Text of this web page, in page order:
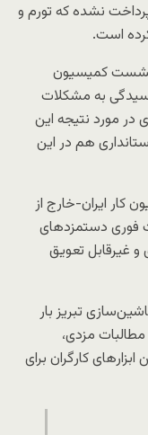
نشده که تورم و
است.
نشست کمیسیون
رسیدگی به مشکلات
در مورد نتیجه این
هم در این
کار ایران-خارج از
فوری دستمزدهای
غیرقابل تعویق
تبریز بار
مزدی،
کارگران برای